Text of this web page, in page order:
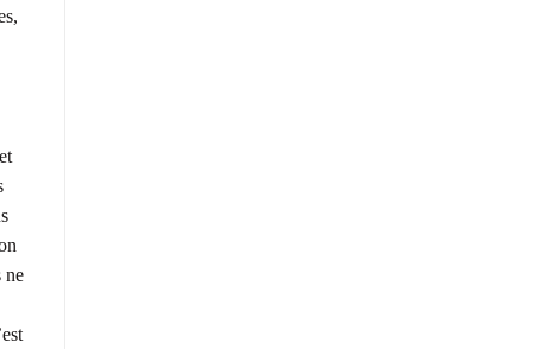
ne